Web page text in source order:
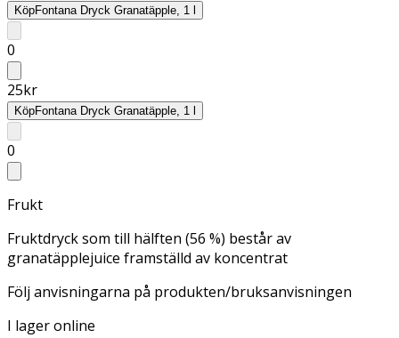
KöpFontana Dryck Granatäpple, 1 l
0
25kr
KöpFontana Dryck Granatäpple, 1 l
0
Frukt
Fruktdryck som till hälften (56 %) består av
granatäpplejuice framställd av koncentrat
Följ anvisningarna på produkten/bruksanvisningen
I lager online